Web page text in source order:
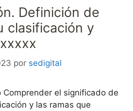
Definición de
clasificación y
por sedigital
el significado de
y las ramas que